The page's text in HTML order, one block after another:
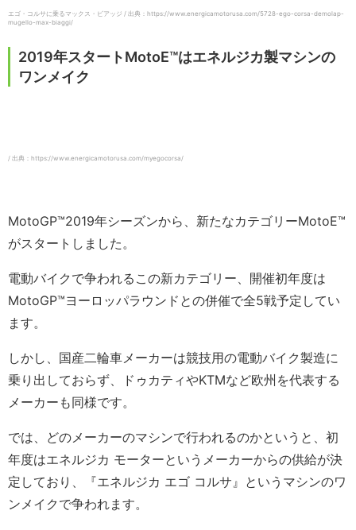
エゴ・コルサに乗るマックス・ビアッジ / 出典：https://www.energicamotorusa.com/5728-ego-corsa-demolap-
mugello-max-biaggi/
2019年スタートMotoE™️はエネルジカ製マシンの
ワンメイク
/ 出典：https://www.energicamotorusa.com/myegocorsa/
MotoGP™2019年シーズンから、新たなカテゴリーMotoE™️
がスタートしました。
電動バイクで争われるこの新カテゴリー、開催初年度は
MotoGP™ヨーロッパラウンドとの併催で全5戦予定してい
ます。
しかし、国産二輪車メーカーは競技用の電動バイク製造に
乗り出しておらず、ドゥカティやKTMなど欧州を代表する
メーカーも同様です。
では、どのメーカーのマシンで行われるのかというと、初
年度はエネルジカ モーターというメーカーからの供給が決
定しており、『エネルジカ エゴ コルサ』というマシンのワ
ンメイクで争われます。